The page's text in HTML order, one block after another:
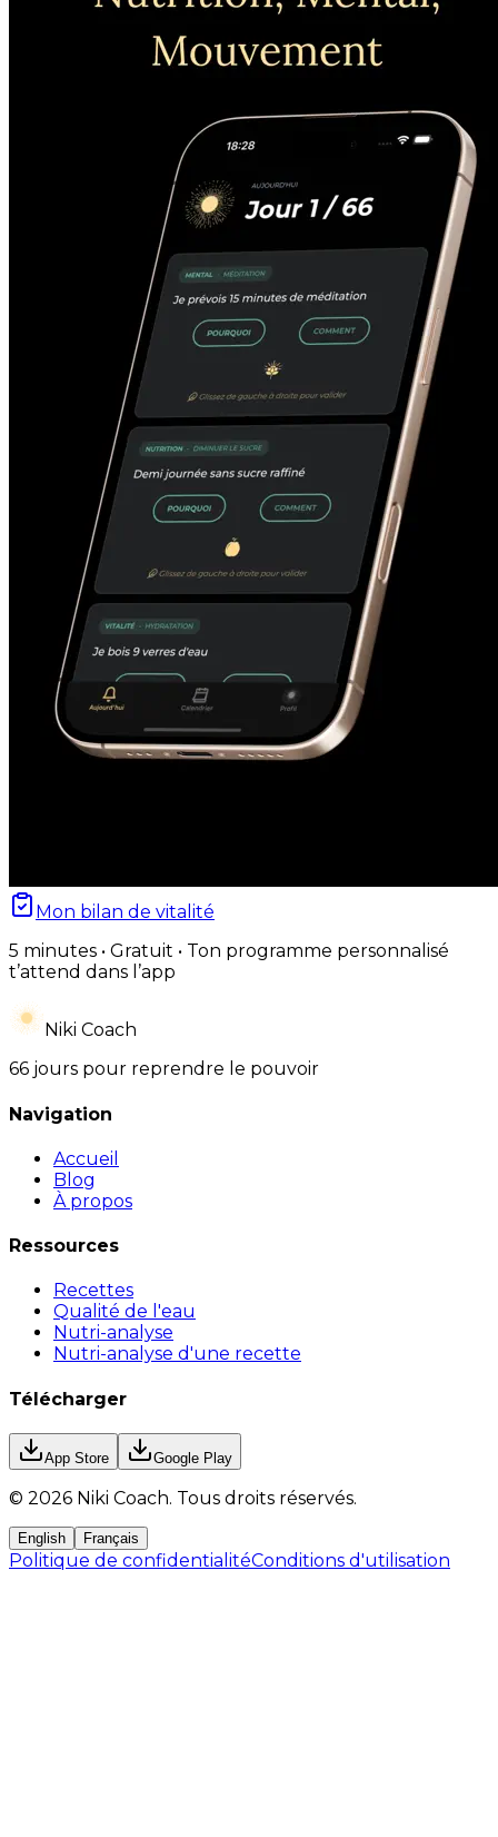
Mon bilan de vitalité
5 minutes • Gratuit • Ton programme personnalisé
t’attend dans l’app
Niki Coach
66 jours pour reprendre le pouvoir
Navigation
Accueil
Blog
À propos
Ressources
Recettes
Qualité de l'eau
Nutri-analyse
Nutri-analyse d'une recette
Télécharger
App Store Google Play
© 2026 Niki Coach. Tous droits réservés.
English Français
Politique de confidentialitéConditions d'utilisation